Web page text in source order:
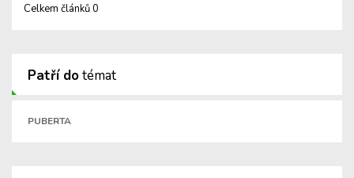
Celkem článků 0
Patří dotémat
PUBERTA